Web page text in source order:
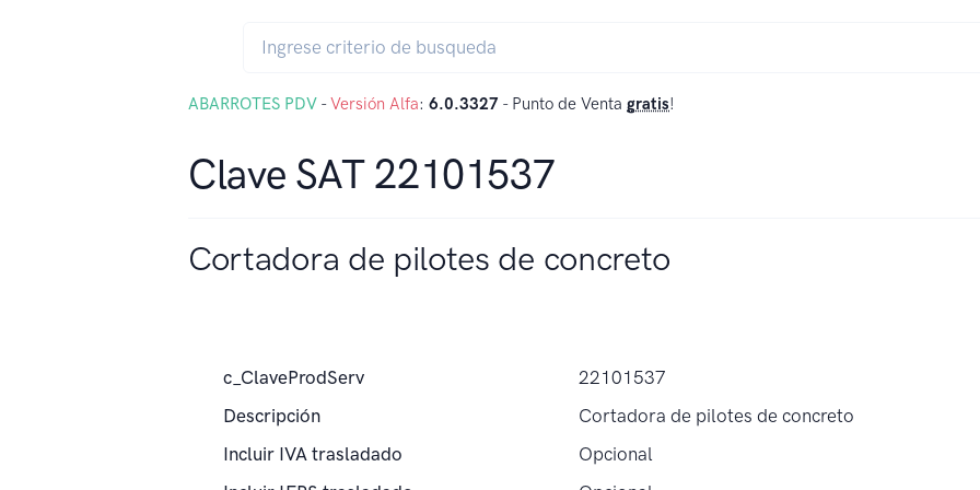
ABARROTES PDV -Versión Alfa: 6.0.3327 - Punto de Venta gratis!
Clave SAT 22101537
Cortadora de pilotes de concreto
c_ClaveProdServ
22101537
Descripción
Cortadora de pilotes de concreto
Incluir IVA trasladado
Opcional